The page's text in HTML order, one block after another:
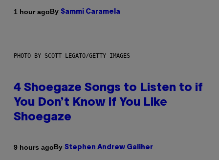
1 hour agoBy Sammi Caramela
PHOTO BY SCOTT LEGATO/GETTY IMAGES
4 Shoegaze Songs to Listen to if
You Don’t Know if You Like
Shoegaze
9 hours agoBy Stephen Andrew Galiher